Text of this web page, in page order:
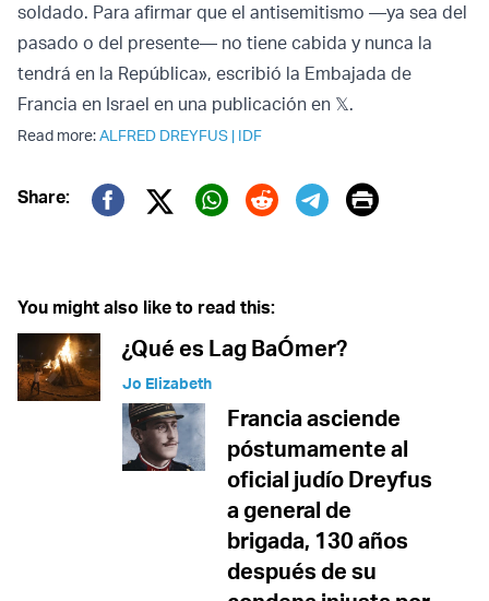
soldado. Para afirmar que el antisemitismo —ya sea del
pasado o del presente— no tiene cabida y nunca la
tendrá en la República», escribió la Embajada de
Francia en Israel en una publicación en 𝕏.
Read more:ALFRED DREYFUS | IDF
Share:
Twitter (X)
Print
You might also like to read this:
¿Qué es Lag BaÓmer?
Jo Elizabeth
Francia asciende
póstumamente al
oficial judío Dreyfus
a general de
brigada, 130 años
después de su